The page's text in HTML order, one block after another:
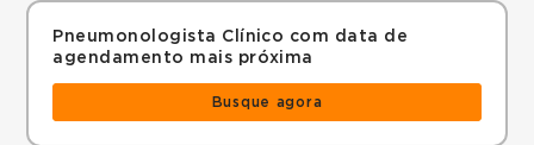
Pneumonologista Clínico com data de
agendamento mais próxima
Busque agora